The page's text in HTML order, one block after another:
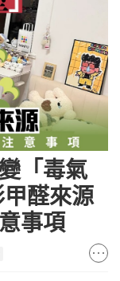
「毒氣
醛來源
事項